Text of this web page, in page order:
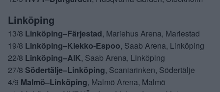
Linköping
13/8 Linköping–Färjestad, Mariehus Arena, Mariestad
19/8 Linköping–Kiekko-Espoo, Saab Arena, Linköping
22/8 Linköping–AIK, Saab Arena, Linköping
27/8 Södertälje–Linköping, Scaniarinken, Södertälje
4/9 Malmö–Linköping, Malmö Arena, Malmö